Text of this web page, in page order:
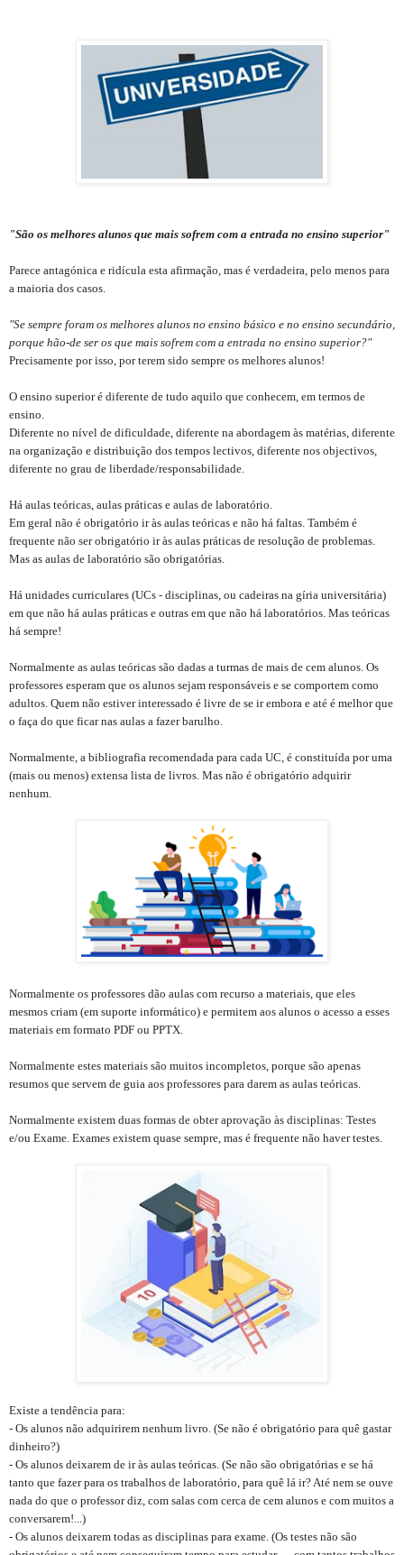
"São os melhores alunos que mais sofrem com a entrada no ensino superior"
Parece antagónica e ridícula esta afirmação, mas é verdadeira, pelo menos para
a maioria dos casos.
"Se sempre foram os melhores alunos no ensino básico e no ensino secundário,
porque hão-de ser os que mais sofrem com a entrada no ensino superior?"
Precisamente por isso, por terem sido sempre os melhores alunos!
O ensino superior é diferente de tudo aquilo que conhecem, em termos de
ensino.
Diferente no nível de dificuldade, diferente na abordagem às matérias, diferente
na organização e distribuição dos tempos lectivos, diferente nos objectivos,
diferente no grau de liberdade/responsabilidade.
Há aulas teóricas, aulas práticas e aulas de laboratório.
Em geral não é obrigatório ir às aulas teóricas e não há faltas. Também é
frequente não ser obrigatório ir às aulas práticas de resolução de problemas.
Mas as aulas de laboratório são obrigatórias.
Há unidades curriculares (UCs - disciplinas, ou cadeiras na gíria universitária)
em que não há aulas práticas e outras em que não há laboratórios. Mas teóricas
há sempre!
Normalmente as aulas teóricas são dadas a turmas de mais de cem alunos. Os
professores esperam que os alunos sejam responsáveis e se comportem como
adultos. Quem não estiver interessado é livre de se ir embora e até é melhor que
o faça do que ficar nas aulas a fazer barulho.
Normalmente, a bibliografia recomendada para cada UC, é constituída por uma
(mais ou menos) extensa lista de livros. Mas não é obrigatório adquirir
nenhum.
Normalmente os professores dão aulas com recurso a materiais, que eles
mesmos criam (em suporte informático) e permitem aos alunos o acesso a esses
materiais em formato PDF ou PPTX.
Normalmente estes materiais são muitos incompletos, porque são apenas
resumos que servem de guia aos professores para darem as aulas teóricas.
Normalmente existem duas formas de obter aprovação às disciplinas: Testes
e/ou Exame. Exames existem quase sempre, mas é frequente não haver testes.
Existe a tendência para:
- Os alunos não adquirirem nenhum livro. (Se não é obrigatório para quê gastar
dinheiro?)
- Os alunos deixarem de ir às aulas teóricas. (Se não são obrigatórias e se há
tanto que fazer para os trabalhos de laboratório, para quê lá ir? Até nem se ouve
nada do que o professor diz, com salas com cerca de cem alunos e com muitos a
conversarem!...)
- Os alunos deixarem todas as disciplinas para exame. (Os testes não são